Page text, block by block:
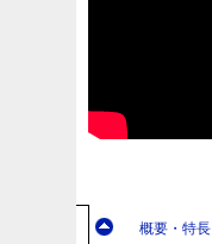
概要・特長